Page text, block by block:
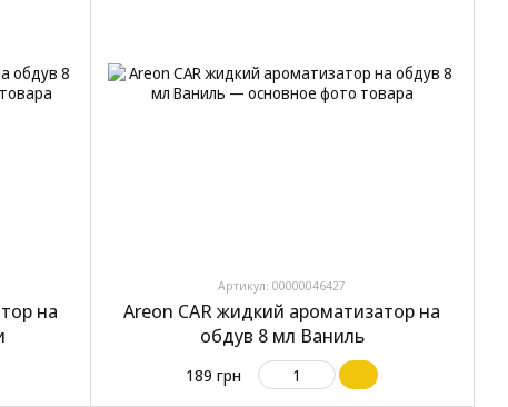
на
Артикул: 00000046427
Areon CAR жидкий ароматизатор на
обдув 8 мл Ваниль
189 грн